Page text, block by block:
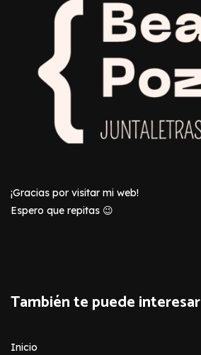
¡Gracias por visitar mi web!
Espero que repitas 😉
También te puede interesar
Inicio